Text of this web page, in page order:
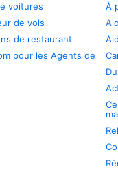
voitures
de vols
de restaurant
pour les Agents de
À